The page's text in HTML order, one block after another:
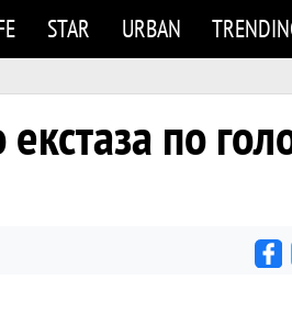
STAR URBAN
по